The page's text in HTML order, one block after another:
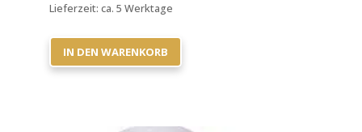
Lieferzeit: ca. 5 Werktage
IN DEN WARENKORB